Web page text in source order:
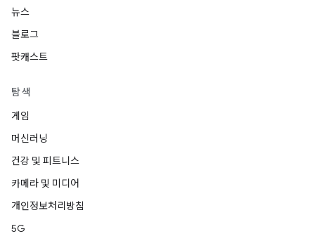
뉴스
블로그
팟캐스트
탐색
게임
머신러닝
건강 및 피트니스
카메라 및 미디어
개인정보처리방침
5G